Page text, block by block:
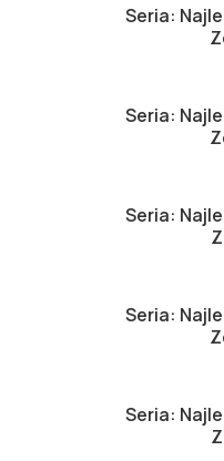
Seria:
Seria:
Seria:
Seria:
Seria: